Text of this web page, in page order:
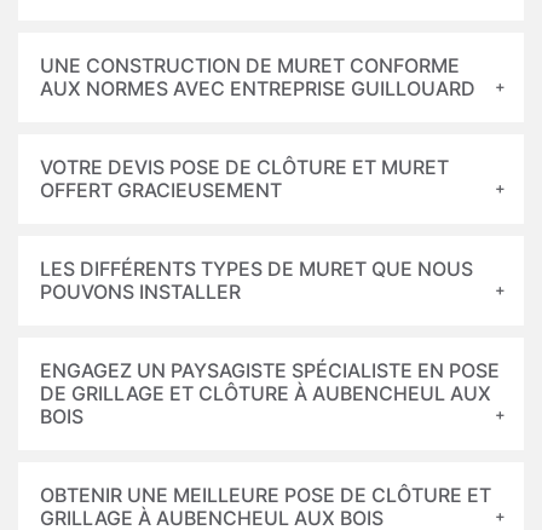
UNE CONSTRUCTION DE MURET CONFORME
AUX NORMES AVEC ENTREPRISE GUILLOUARD
VOTRE DEVIS POSE DE CLÔTURE ET MURET
OFFERT GRACIEUSEMENT
LES DIFFÉRENTS TYPES DE MURET QUE NOUS
POUVONS INSTALLER
ENGAGEZ UN PAYSAGISTE SPÉCIALISTE EN POSE
DE GRILLAGE ET CLÔTURE À AUBENCHEUL AUX
BOIS
OBTENIR UNE MEILLEURE POSE DE CLÔTURE ET
GRILLAGE À AUBENCHEUL AUX BOIS